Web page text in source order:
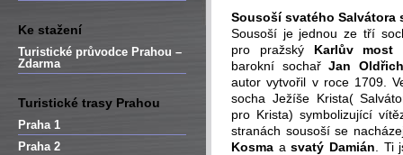
Ke stažení
Turistické průvodce Prahou –
Zdarma
Turistické trasy Prahou
Praha 1
Praha 2
Sousoší svatého Salvátora
Sousoší je jednou ze tří
pro pražský Karlův most
barokní sochařJan
autor vytvořil v roce 1709.
socha Ježíše Krista(
pro Krista) symbolizující
stranách sousoší se
Kosma a svatý Damián .